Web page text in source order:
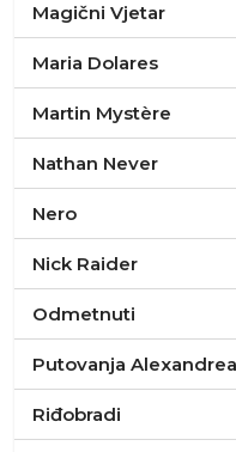
Magični Vjetar
Maria Dolares
Martin Mystère
Nathan Never
Nero
Nick Raider
Odmetnuti
Putovanja
Riđobradi